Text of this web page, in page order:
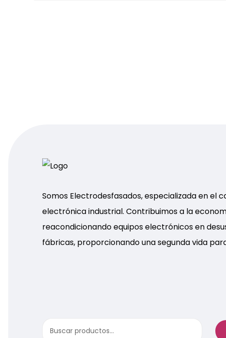
Somos Electrodesfasados, especializada en el
electrónica industrial. Contribuimos a la
reacondicionando equipos electrónicos en
fábricas, proporcionando una segunda vida